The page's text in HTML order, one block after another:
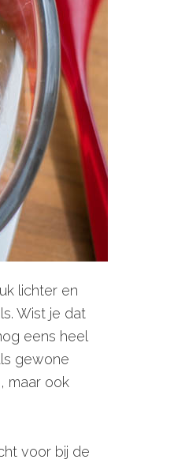
lichter en
Wist je dat
eens heel
gewone
maar ook
voor bij de